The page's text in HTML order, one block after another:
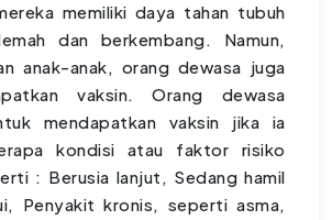
memiliki daya tahan tubuh
dan berkembang. Namun,
anak-anak, orang dewasa juga
vaksin. Orang dewasa
mendapatkan vaksin jika ia
kondisi atau faktor risiko
: Berusia lanjut, Sedang hamil
Penyakit kronis, seperti asma,